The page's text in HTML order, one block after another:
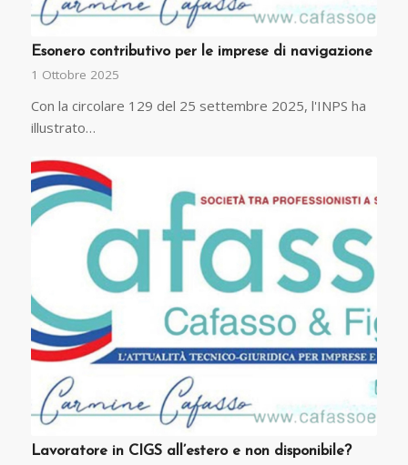
Esonero contributivo per le imprese di navigazione
1 Ottobre 2025
Con la circolare 129 del 25 settembre 2025, l'INPS ha
illustrato…
Lavoratore in CIGS all’estero e non disponibile?